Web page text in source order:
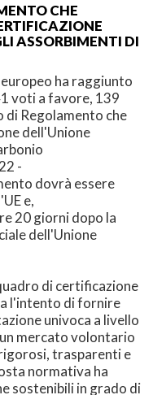
CHE
ASSORBIMENTI DI
ha raggiunto
voti a favore, 139
Regolamento che
dell'Unione
-
dovrà essere
e,
20 giorni dopo la
dell'Unione
di certificazione
l'intento di fornire
univoca a livello
mercato volontario
trasparenti e
normativa ha
sostenibili in grado di